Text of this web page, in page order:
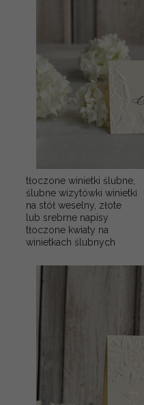
tłoczone winietki ślubne,
ślubne wizytówki winietki
na stół weselny, złote
lub srebrne napisy
tłoczone kwiaty na
winietkach ślubnych